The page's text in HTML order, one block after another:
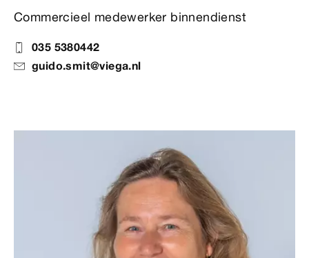
Commercieel medewerker binnendienst
035 5380442
guido.smit@viega.nl